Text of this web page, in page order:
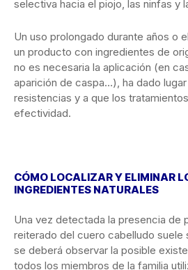
selectiva hacia el piojo, las ninfas y
Un uso prolongado durante años o
un producto con ingredientes de
no es necesaria la aplicación (en
aparición de caspa…), ha dado
resistencias y a que los
efectividad.
CÓMO LOCALIZAR Y ELIMINAR
INGREDIENTES NATURALES
Una vez detectada la presencia de
reiterado del cuero cabelludo suele
se deberá observar la posible
todos los miembros de la familia